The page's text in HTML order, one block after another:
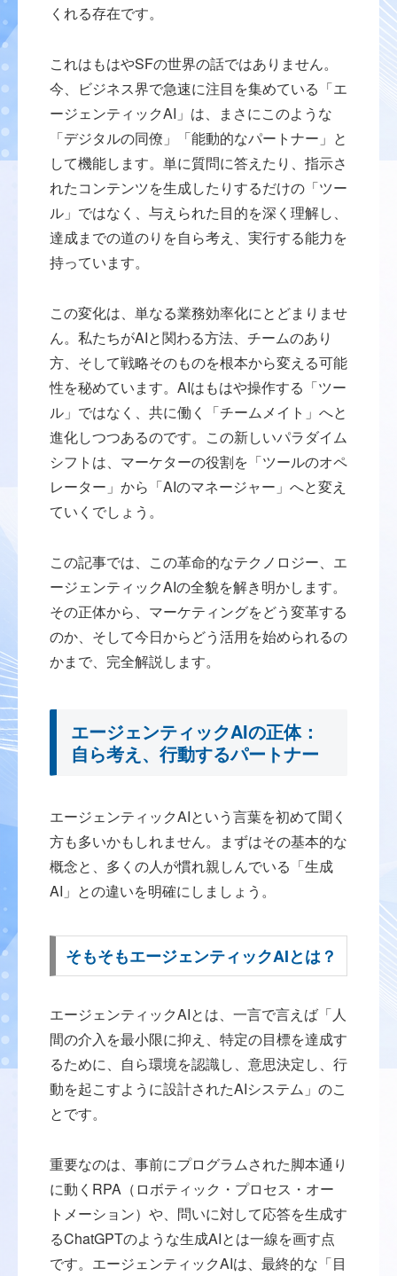
くれる存在です。
これはもはやSFの世界の話ではありません。
今、ビジネス界で急速に注目を集めている「エ
ージェンティックAI」は、まさにこのような
「デジタルの同僚」「能動的なパートナー」と
して機能します。単に質問に答えたり、指示さ
れたコンテンツを生成したりするだけの「ツー
ル」ではなく、与えられた目的を深く理解し、
達成までの道のりを自ら考え、実行する能力を
持っています。
この変化は、単なる業務効率化にとどまりませ
ん。私たちがAIと関わる方法、チームのあり
方、そして戦略そのものを根本から変える可能
性を秘めています。AIはもはや操作する「ツー
ル」ではなく、共に働く「チームメイト」へと
進化しつつあるのです。この新しいパラダイム
シフトは、マーケターの役割を「ツールのオペ
レーター」から「AIのマネージャー」へと変え
ていくでしょう。
この記事では、この革命的なテクノロジー、エ
ージェンティックAIの全貌を解き明かします。
その正体から、マーケティングをどう変革する
のか、そして今日からどう活用を始められるの
かまで、完全解説します。
エージェンティックAIの正体：
自ら考え、行動するパートナー
エージェンティックAIという言葉を初めて聞く
方も多いかもしれません。まずはその基本的な
概念と、多くの人が慣れ親しんでいる「生成
AI」との違いを明確にしましょう。
そもそもエージェンティックAIとは？
エージェンティックAIとは、一言で言えば「人
間の介入を最小限に抑え、特定の目標を達成す
るために、自ら環境を認識し、意思決定し、行
動を起こすように設計されたAIシステム」のこ
とです。
重要なのは、事前にプログラムされた脚本通り
に動くRPA（ロボティック・プロセス・オー
トメーション）や、問いに対して応答を生成す
るChatGPTのような生成AIとは一線を画す点
です。エージェンティックAIは、最終的な「目